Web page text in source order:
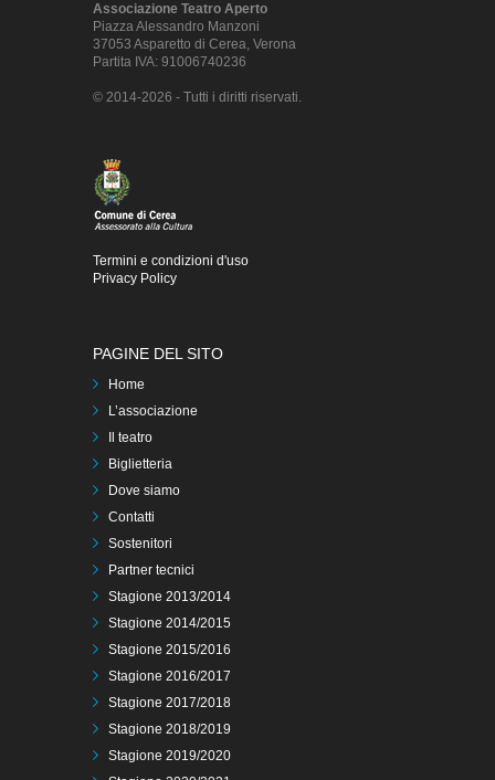
Associazione Teatro Aperto
Piazza Alessandro Manzoni
37053 Asparetto di Cerea, Verona
Partita IVA: 91006740236
© 2014-2026 - Tutti i diritti riservati.
Termini e condizioni d'uso
Privacy Policy
PAGINE DEL SITO
Home
L’associazione
Il teatro
Biglietteria
Dove siamo
Contatti
Sostenitori
Partner tecnici
Stagione 2013/2014
Stagione 2014/2015
Stagione 2015/2016
Stagione 2016/2017
Stagione 2017/2018
Stagione 2018/2019
Stagione 2019/2020